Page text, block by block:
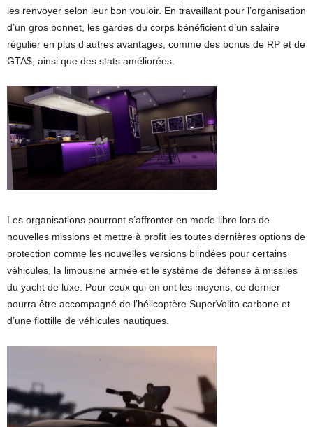
les renvoyer selon leur bon vouloir. En travaillant pour l’organisation
d’un gros bonnet, les gardes du corps bénéficient d’un salaire
régulier en plus d’autres avantages, comme des bonus de RP et de
GTA$, ainsi que des stats améliorées.
Les organisations pourront s’affronter en mode libre lors de
nouvelles missions et mettre à profit les toutes dernières options de
protection comme les nouvelles versions blindées pour certains
véhicules, la limousine armée et le système de défense à missiles
du yacht de luxe. Pour ceux qui en ont les moyens, ce dernier
pourra être accompagné de l’hélicoptère SuperVolito carbone et
d’une flottille de véhicules nautiques.